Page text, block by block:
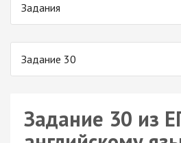
Задания
Задание 30
Задание 30 из